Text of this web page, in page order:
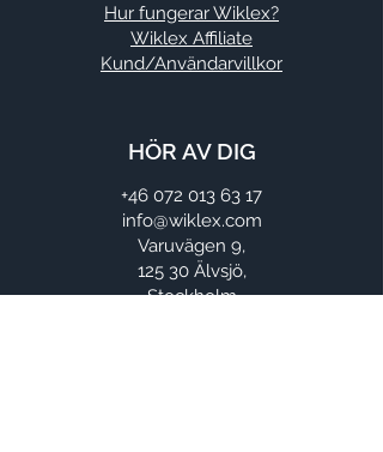
Hur fungerar Wiklex?
Wiklex Affiliate
Kund/Användarvillkor
HÖR AV DIG
+46 072 013 63 17
info@wiklex.com
Varuvägen 9,
125 30 Älvsjö,
Stockholm